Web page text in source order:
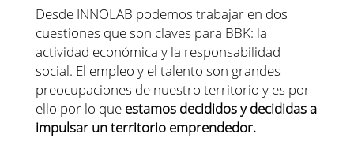
Desde INNOLAB podemos trabajar en dos
cuestiones que son claves para BBK: la
actividad económica y la responsabilidad
social. El empleo y el talento son grandes
preocupaciones de nuestro territorio y es por
ello por lo que estamos decididos y decididas a
impulsar un territorio emprendedor.